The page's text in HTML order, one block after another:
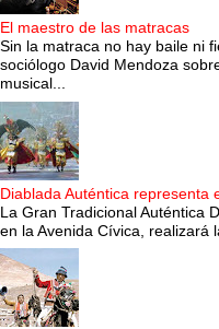
El maestro de las matracas
Sin la matraca no hay baile ni
sociólogo David Mendoza
musical...
Diablada Auténtica representa
La Gran Tradicional Auténtica
en la Avenida Cívica, realizará